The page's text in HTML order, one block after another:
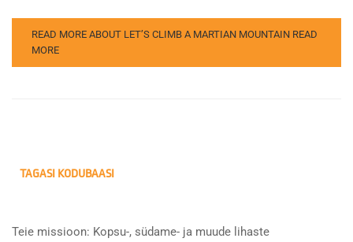
READ MORE ABOUT LET’S CLIMB A MARTIAN MOUNTAIN READ
MORE
TAGASI KODUBAASI
Teie missioon: Kopsu-, südame- ja muude lihaste